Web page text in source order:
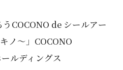
COCONO de シールアー
ノ〜」COCONO
ルディングス